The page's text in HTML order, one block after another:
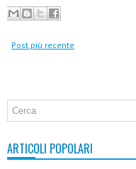
Post più recente
ARTICOLI POPOLARI